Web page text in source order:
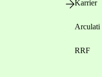
Karrier
Arculati
RRF